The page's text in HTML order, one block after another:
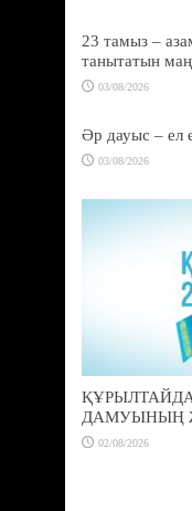
23 тамыз –
танытатын
03/08/2026
Әр дауыс – ел
03/08/2026
ДАМУЫНЫҢ
02/08/2026